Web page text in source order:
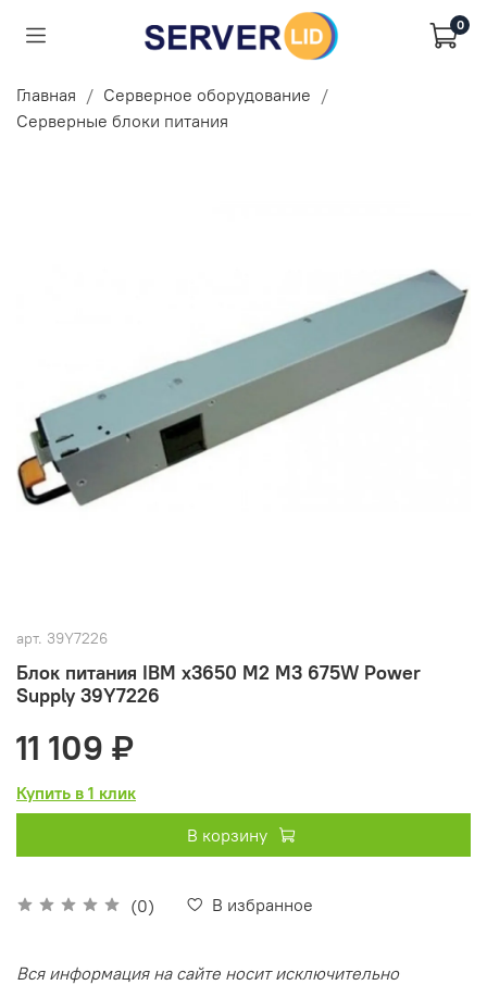
0
Главная
Серверное оборудование
Серверные блоки питания
арт. 39Y7226
Блок питания IBM x3650 M2 M3 675W Power
Supply 39Y7226
(0) В избранное
11 109 ₽
Купить в 1 клик
В корзину
Вся информация на сайте носит исключительно